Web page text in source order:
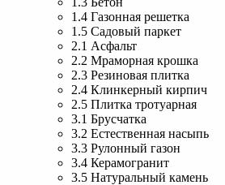
1.4 Газонная решетка
1.5 Садовый паркет
2.1 Асфальт
2.2 Мраморная крошка
2.3 Резиновая плитка
2.4 Клинкерный кирпич
2.5 Плитка тротуарная
3.1 Брусчатка
3.2 Естественная насыпь
3.3 Рулонный газон
3.4 Керамогранит
3.5 Натуральный камень